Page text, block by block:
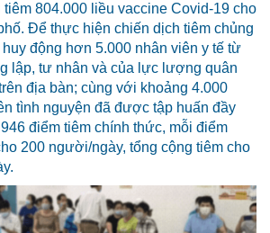
tiêm 804.000 liều vaccine Covid-19 cho
Để thực hiện chiến dịch tiêm chủng
động hơn 5.000 nhân viên y tế từ
lập, tư nhân và của lực lượng quân
địa bàn; cùng với khoảng 4.000
tình nguyện đã được tập huấn đầy
điểm tiêm chính thức, mỗi điểm
200 người/ngày, tổng cộng tiêm cho